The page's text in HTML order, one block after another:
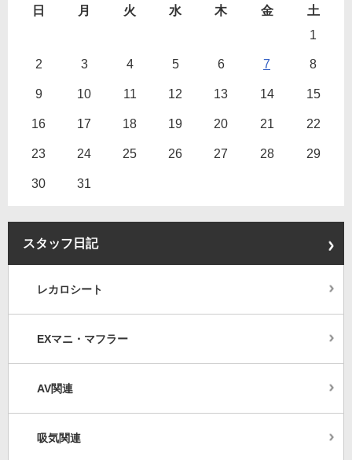
日 月 火 水 木 金
土
1
2 3 4 5 6 7 8
9 10 11 12 13 14 15
16 17 18 19 20 21 22
23 24 25 26 27 28 29
30 31
スタッフ日記
レカロシート
EXマニ・マフラー
AV関連
吸気関連